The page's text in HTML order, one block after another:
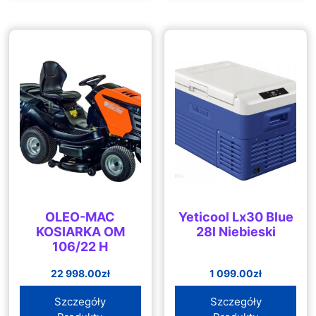
OLEO-MAC
KOSIARKA OM
106/22 H
22 998.00zł
Szczegóły
Yeticool Lx30 Blue
28l Niebieski
1 099.00zł
Szczegóły